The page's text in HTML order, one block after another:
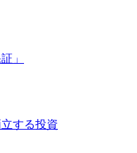
」
する投資